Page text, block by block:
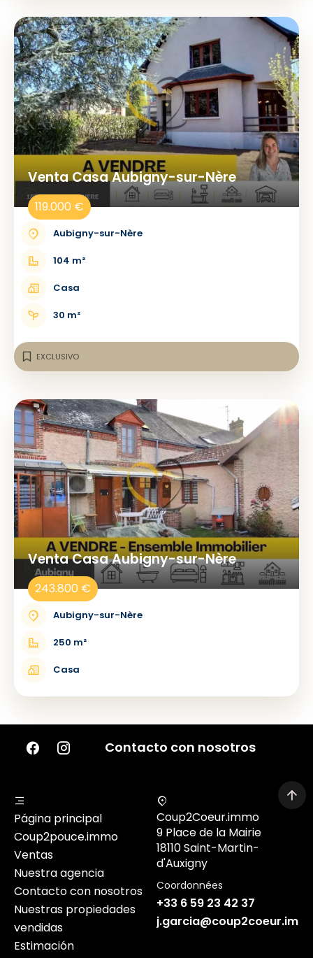
Venta Casa Aubigny-sur-Nère
119.000 €
Aubigny-sur-Nère
104 m²
Casa
30 m²
EXCLUSIVO
Venta Casa Aubigny-sur-Nère
243.800 €
Aubigny-sur-Nère
250 m²
Casa
Contacto con nosotros
Página principal
Coup2pouce.immo
Ventas
Nuestra agencia
Contacto con nosotros
Nuestras propiedades
vendidas
Estimación
Coup2Coeur.immo
9 Place de la Mairie
18110 Saint-Martin-
d'Auxigny
Coordonnées
+33 6 59 23 42 37